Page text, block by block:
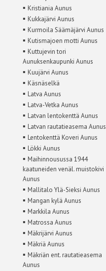
▪ Kristiania Aunus
▪ Kukkajärvi Aunus
▪ Kurmoila Säämäjärvi Aunus
▪ Kutismajoen motti Aunus
▪ Kuttujevin tori
Aunuksenkaupunki Aunus
▪ Kuujärvi Aunus
▪ Käsnäselkä
▪ Latva Aunus
▪ Latva-Vetka Aunus
▪ Latvan lentokenttä Aunus
▪ Latvan rautatieasema Aunus
▪ Lentokenttä Koveri Aunus
▪ Lökki Aunus
▪ Maihinnousussa 1944
kaatuneiden venäl. muistokivi
Aunus
▪ Mallitalo Ylä-Sieksi Aunus
▪ Mangan kylä Aunus
▪ Markkila Aunus
▪ Matrossa Aunus
▪ Mäkrijärvi Aunus
▪ Mäkriä Aunus
▪ Mäkriän ent. rautatieasema
Aunus